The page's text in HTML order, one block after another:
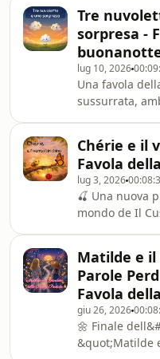
accom
casetta tra i
tutto il bosco.
rifugio caldo e
grande
rovinare il loro
compare un
poche parole e
Tre
sorpresa -
lug 10, 2026
Una favola
sussurrata,
inseparabili
ritrovano sopra
giocare a
Ma un giorno
iniziano a
allontanarsi e
misterioso
comincia a
Chérie e il
Favola
lug 3, 2026
🍒 Una nuova
mondo de Il
Non può
amici del
l&#39;ape e
raccontano
fuori.Quella
vento
Matilde e il
Parole
Favola
giu 26, 2026
🌼 Finale
&quot;Matilde